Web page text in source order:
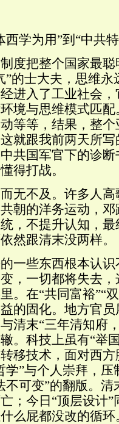
学为用”到“中共
度把整个国家最
”的士大夫，思维
进入了工业社会
境与思维模式匹
等等，结果，整
就跟我前两天所
共国军官下的诊
得打战。
无不及。许多人
朝的洋务运动，
，不提升认知，
然跟清末没两样。
一些东西根本认
，一切都将失去
。在“共同富裕”“
的固化。地方官
清末“三年清知府
。科技上虽有“举
移技术，面对西
学”与个人崇拜，
不可变”的翻版。
；今日“顶层设计
么屁都没改的循环